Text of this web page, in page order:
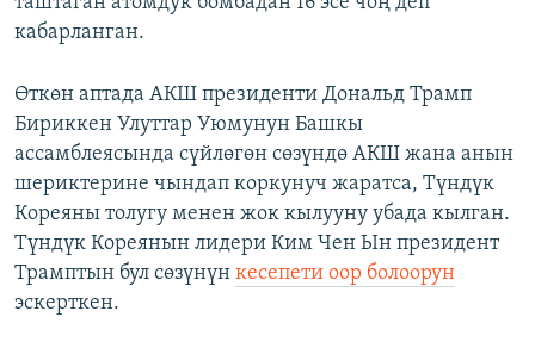
кабарланган.
Өткөн аптада АКШ президенти Дональд Трамп
Бириккен Улуттар Уюмунун Башкы
ассамблеясында сүйлөгөн сөзүндө АКШ жана анын
шериктерине чындап коркунуч жаратса, Түндүк
Кореяны толугу менен жок кылууну убада кылган.
Түндүк Кореянын лидери Ким Чен Ын президент
Трамптын бул сөзүнүн кесепети оор болоорун
эскерткен.